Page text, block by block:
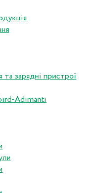
зарядні пристрої
Adimanti